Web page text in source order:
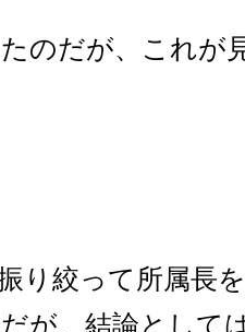
のだが、これが
り絞って所属長
が、結論として